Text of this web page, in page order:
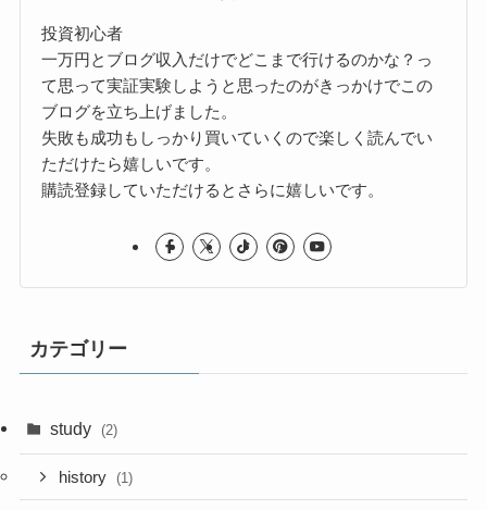
投資初心者
一万円とブログ収入だけでどこまで行けるのかな？っ
て思って実証実験しようと思ったのがきっかけでこの
ブログを立ち上げました。
失敗も成功もしっかり買いていくので楽しく読んでい
ただけたら嬉しいです。
購読登録していただけるとさらに嬉しいです。
カテゴリー
study (2)
history (1)